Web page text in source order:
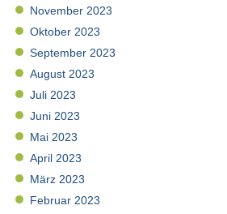
November 2023
Oktober 2023
September 2023
August 2023
Juli 2023
Juni 2023
Mai 2023
April 2023
März 2023
Februar 2023